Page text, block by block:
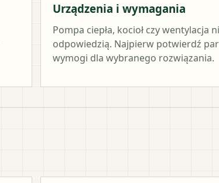
Urządzenia i wymagania
Pompa ciepła, kocioł czy wentylacja
odpowiedzią. Najpierw potwierdź
wymogi dla wybranego rozwiązania.